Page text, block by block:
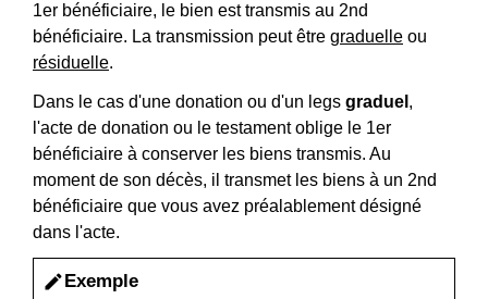
1er bénéficiaire, le bien est transmis au 2nd
bénéficiaire. La transmission peut être graduelle ou
résiduelle.
Dans le cas d'une donation ou d'un legs graduel ,
l'acte de donation ou le testament oblige le 1er
bénéficiaire à conserver les biens transmis. Au
moment de son décès, il transmet les biens à un 2nd
bénéficiaire que vous avez préalablement désigné
dans l'acte.
editExemple